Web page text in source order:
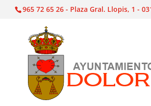
965 72 65 26 - Plaza Gral. Llopis, 1 -